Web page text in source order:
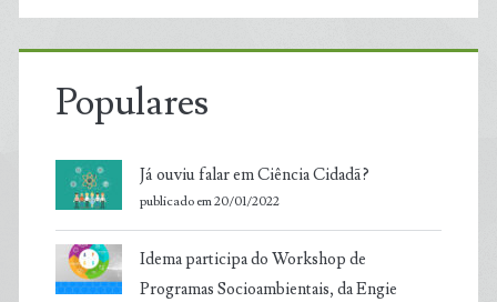
Populares
Já ouviu falar em Ciência Cidadã?
publicado em 20/01/2022
Idema participa do Workshop de
Programas Socioambientais, da Engie